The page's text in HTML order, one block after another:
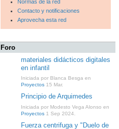
Normas de la red
Contacto y notificaciones
Aprovecha esta red
Foro
materiales didácticos digitales
en infantil
Iniciada por Blanca Besga en
Proyectos 15 Mar.
Principio de Arquimedes
Iniciada por Modesto Vega Alonso en
Proyectos 1 Sep 2024.
Fuerza centrifuga y "Duelo de